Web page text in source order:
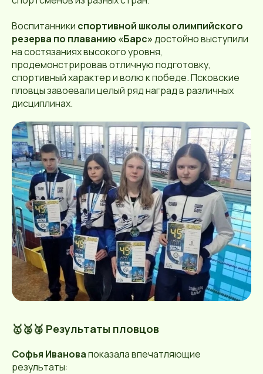
Воспитанники спортивной школы олимпийского
резерва по плаванию «Барс»достойно выступили
на состязаниях высокого уровня,
продемонстрировав отличную подготовку,
спортивный характер и волю к победе. Псковские
пловцы завоевали целый ряд наград в различных
дисциплинах.
🥇🥈🥉 Результаты пловцов
Софья Ивановапоказала впечатляющие
результаты: